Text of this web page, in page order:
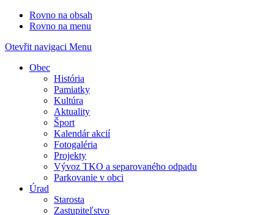
Rovno na obsah
Rovno na menu
Otevřit navigaci Menu
Obec
História
Pamiatky
Kultúra
Aktuality
Šport
Kalendár akcií
Fotogaléria
Projekty
Vývoz TKO a separovaného odpadu
Parkovanie v obci
Úrad
Starosta
Zastupiteľstvo